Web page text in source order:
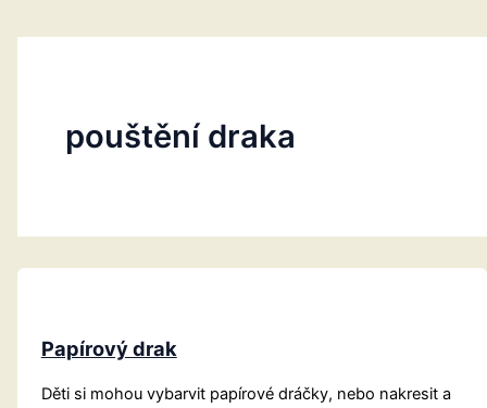
pouštění draka
Papírový drak
Děti si mohou vybarvit papírové dráčky, nebo nakresit a